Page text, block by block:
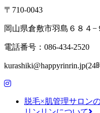
〒710-0043
岡山県倉敷市羽島６８４−
電話番号：086-434-2520
脱毛×肌管理サロン